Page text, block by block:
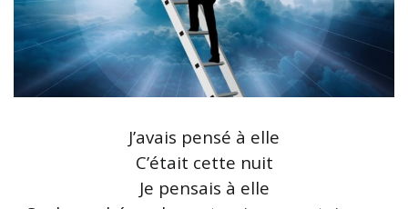
J’avais pensé à elle
C’était cette nuit
Je pensais à elle